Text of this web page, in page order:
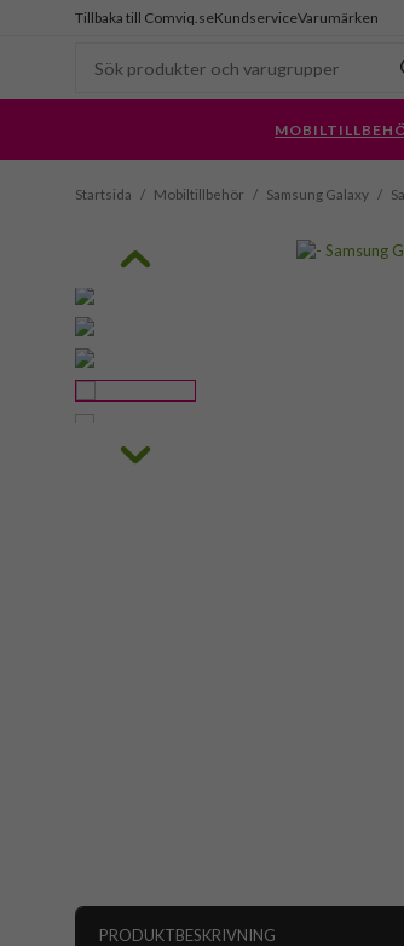
Tillbaka till Comviq.seKundserviceVarumärken
Startsida / Mobiltillbehör / Samsung Galaxy /
PRODUKTBESKRIVNING